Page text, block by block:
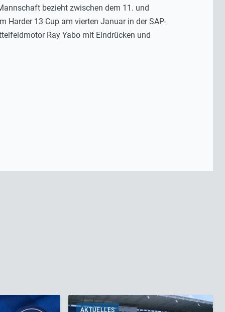
bezieht zwischen dem 11. und
Harder 13 Cup am vierten Januar in der SAP-
Ray Yabo mit Eindrücken und
AKTUELLES